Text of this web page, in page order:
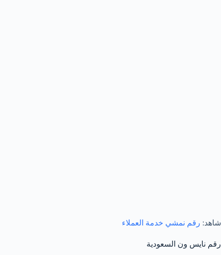
شاهد: رقم نمشي خدمة العملاء
رقم نايس ون السعودية